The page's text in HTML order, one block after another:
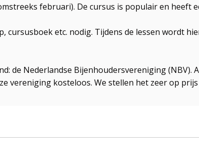
februari). De cursus is populair en heeft
etc. nodig. Tijdens de lessen wordt
de Nederlandse Bijenhoudersvereniging (NBV).
vereniging kosteloos. We stellen het zeer op